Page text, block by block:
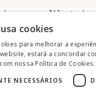
o app Westwing
cookies
para melhorar a
estará a concordar
nossa Política de Cookies.
NECESSÁRIOS